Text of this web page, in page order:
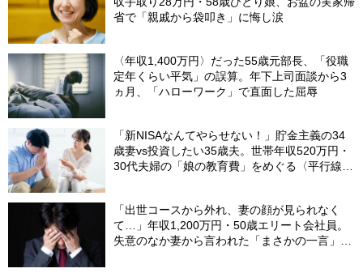
省で「親戚から袋叩き」に悔し涙
〈年収1,400万円〉だった55歳元部長、「役職
定年くらい平気」の誤算。年下上司面談から3
ヵ月、「ハローワーク」で直面した屈辱
「新NISAなんてやらせない！」貯金主義の34
歳妻vs投資したい35歳夫。世帯年収520万円・
30代夫婦の「娘の教育費」をめぐる〈平行線の
「出世コースから外れ、妻の顔が見られなく
て…」年収1,200万円・50歳エリート会社員。
失意のなか妻から言われた「まさかの一言」に